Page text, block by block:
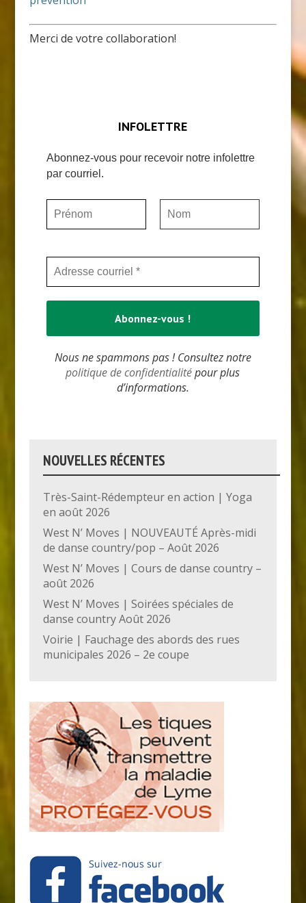
Merci de votre collaboration!
INFOLETTRE
Abonnez-vous pour recevoir notre infolettre
par courriel.
Nous ne spammons pas ! Consultez notre
politique de confidentialitépour plus
d’informations.
NOUVELLES RÉCENTES
Très-Saint-Rédempteur en action | Yoga
en août 2026
West N’ Moves | NOUVEAUTÉ Après-midi
de danse country/pop – Août 2026
West N’ Moves | Cours de danse country –
août 2026
West N’ Moves | Soirées spéciales de
danse country Août 2026
Voirie | Fauchage des abords des rues
municipales 2026 – 2e coupe